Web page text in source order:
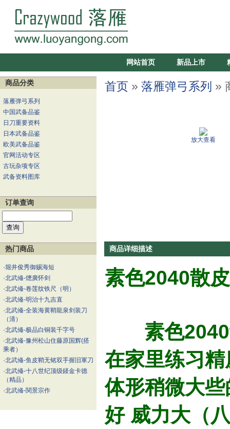
网站首页 新品上市
商品分类
落雁弹弓系列
中国武备品鉴
日刀重要资料
日本武备品鉴
欧美武备品鉴
官网活动专区
古玩杂项专区
武备资料图库
订单查询
热门商品
·堀井俊秀御赐海短
·北武偹-熜廣怀剑
·北武偹-卷莲纹铁尺（明）
·北武偹-明治十九吉直
·北武偹-全装海黄鞘龍泉剑装刀
（清）
·北武偹-极品白铜装千字号
·北武偹-豫州松山住藤原国辉(搭
乘者）
·北武偹-鱼皮鞘无铭双手握旧軍刀
·北武偹-十八世纪顶级錽金卡德
（精品）
·北武偹-関景宗作
首页 » 落雁弹弓系列 »
放大查看
商品详细描述
素色2040散
素色2040
在家里练习
体形稍微大
好 威力大（